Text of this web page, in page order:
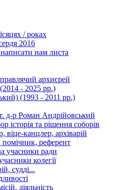
/ роках
2016
написати нам листа
правлячий архиєрей
(2014 - 2025 рр.)
(1993 - 2011 рр.)
д-р Роман Андрійовський
історія та рішення соборів
віце-канцлер, архіварій
помічник, референт
учасники ради
колегії
судді...
діяльність